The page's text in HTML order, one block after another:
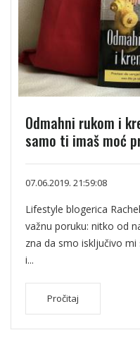
Odmahni rukom i
samo ti imaš moć
07.06.2019. 21:59:08
Lifestyle blogerica
važnu poruku: nitko od
zna da smo isključivo
i...
Pročitaj